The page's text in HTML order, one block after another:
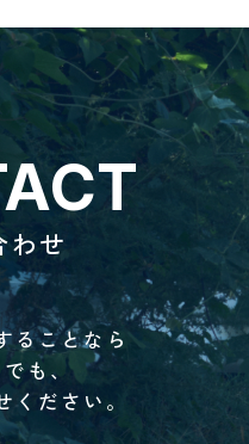
わせ
ることなら
も、
ください。